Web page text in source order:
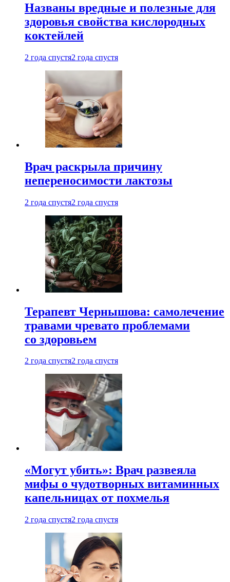
Названы вредные и полезные для
здоровья свойства кислородных
коктейлей
2 года спустя2 года спустя
Врач раскрыла причину
непереносимости лактозы
2 года спустя2 года спустя
Терапевт Чернышова: самолечение
травами чревато проблемами
со здоровьем
2 года спустя2 года спустя
«Могут убить»: Врач развеяла
мифы о чудотворных витаминных
капельницах от похмелья
2 года спустя2 года спустя